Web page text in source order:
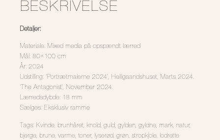
BESKRIVELSE
Detaljer:
Materiale: Mixed media på opspændt lærred
Mål: 80×100 cm
År: 2024
Udstilling: ‘Portrætmalerne 2024’, Helligaandshuset, Marts 2024.
‘The Antagonist’, November 2024.
Lærredsdybde: 18 mm
Sælges: Eksklusiv ramme
Tags: Kvinde, brunhåret, knold, guld, gylden, gyldne, mark, natur,
bjerge, brune, varme, toner, lyserød, grøn, stropkjole, lodrette